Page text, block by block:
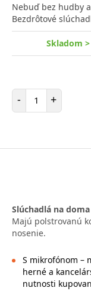
Nebuď bez hudby
Bezdrôtové
Skladom
- Počet položiek
+
Slúchadlá na doma
Majú polstrovanú
nosenie.
S mikrofónom –
herné a
nutnosti